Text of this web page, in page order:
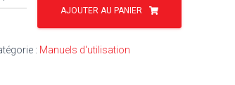
AJOUTER AU PANIER
: Manuels d'utilisation